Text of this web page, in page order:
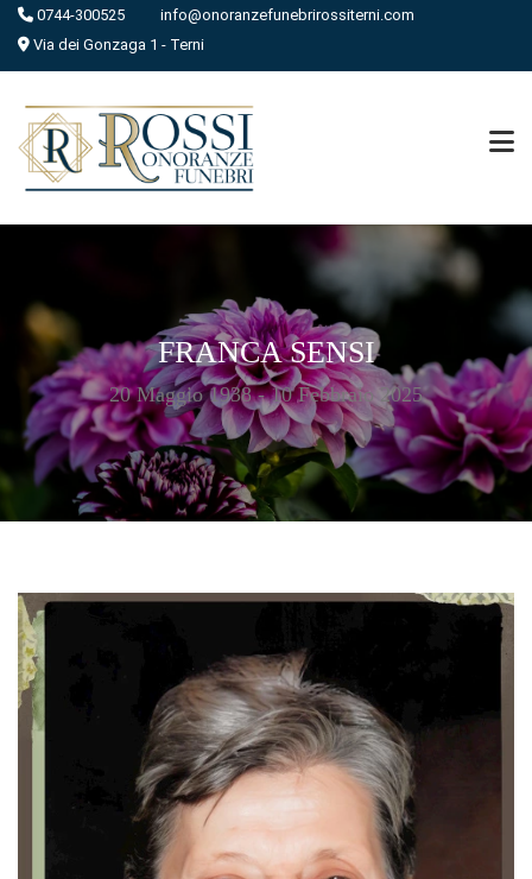
0744-300525
info@onoranzefunebrirossiterni.com
Via dei Gonzaga 1 - Terni
FRANCA SENSI
20 Maggio 1938 - 10 Febbraio 2025